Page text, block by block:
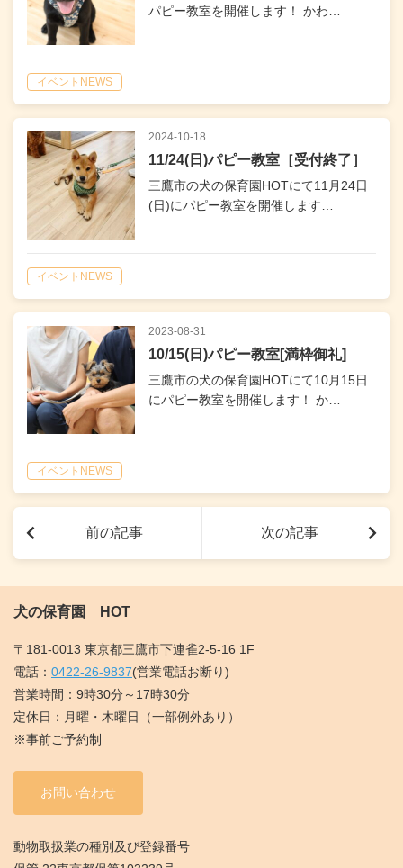
パピー教室を開催します！ かわ…
イベントNEWS
2024-10-18
11/24(日)パピー教室［受付終了］
三鷹市の犬の保育園HOTにて11月24日
(日)にパピー教室を開催します…
イベントNEWS
2023-08-31
10/15(日)パピー教室[満枠御礼]
三鷹市の犬の保育園HOTにて10月15日
にパピー教室を開催します！ か…
イベントNEWS
前の記事 次の記事
犬の保育園 HOT
〒181-0013 東京都三鷹市下連雀2-5-16 1F
電話： 0422-26-9837(営業電話お断り)
営業時間：9時30分～17時30分
定休日：月曜・木曜日（一部例外あり）
※事前ご予約制
お問い合わせ
動物取扱業の種別及び登録番号